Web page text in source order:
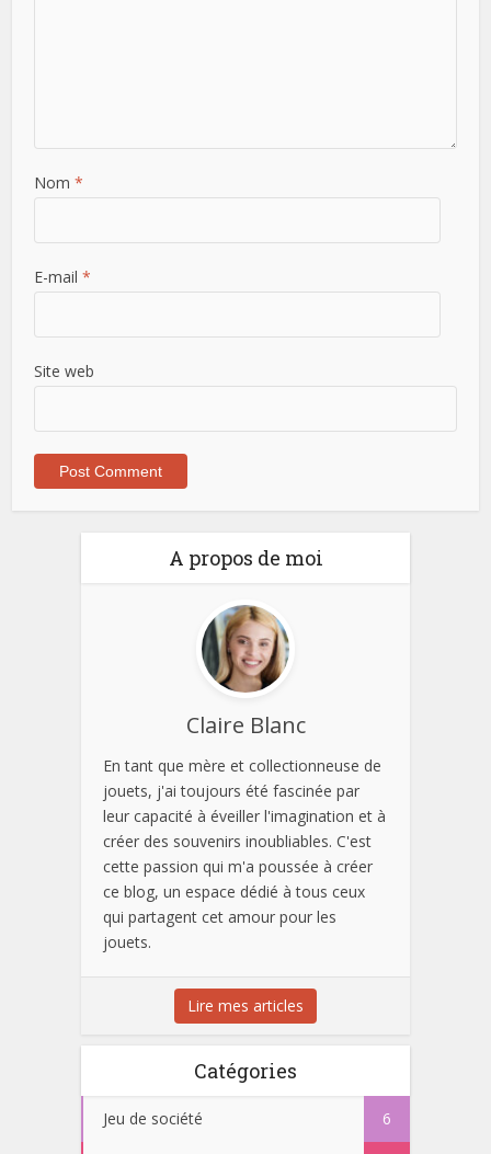
Nom*
E-mail*
Site web
A propos de moi
Claire Blanc
En tant que mère et collectionneuse de
jouets, j'ai toujours été fascinée par
leur capacité à éveiller l'imagination et à
créer des souvenirs inoubliables. C'est
cette passion qui m'a poussée à créer
ce blog, un espace dédié à tous ceux
qui partagent cet amour pour les
jouets.
Lire mes articles
Catégories
Jeu de société 6